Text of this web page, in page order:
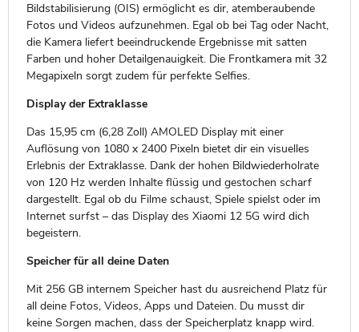
Bildstabilisierung (OIS) ermöglicht es dir, atemberaubende
Fotos und Videos aufzunehmen. Egal ob bei Tag oder Nacht,
die Kamera liefert beeindruckende Ergebnisse mit satten
Farben und hoher Detailgenauigkeit. Die Frontkamera mit 32
Megapixeln sorgt zudem für perfekte Selfies.
Display der Extraklasse
Das 15,95 cm (6,28 Zoll) AMOLED Display mit einer
Auflösung von 1080 x 2400 Pixeln bietet dir ein visuelles
Erlebnis der Extraklasse. Dank der hohen Bildwiederholrate
von 120 Hz werden Inhalte flüssig und gestochen scharf
dargestellt. Egal ob du Filme schaust, Spiele spielst oder im
Internet surfst – das Display des Xiaomi 12 5G wird dich
begeistern.
Speicher für all deine Daten
Mit 256 GB internem Speicher hast du ausreichend Platz für
all deine Fotos, Videos, Apps und Dateien. Du musst dir
keine Sorgen machen, dass der Speicherplatz knapp wird.